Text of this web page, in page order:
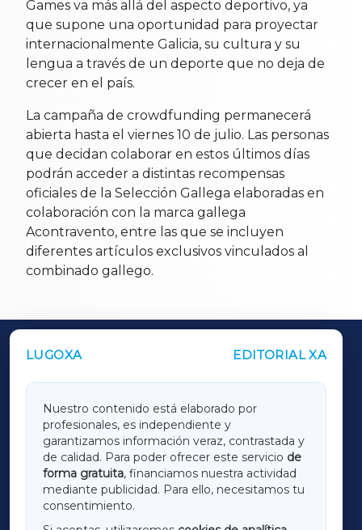
Games va más allá del aspecto deportivo, ya
que supone una oportunidad para proyectar
internacionalmente Galicia, su cultura y su
lengua a través de un deporte que no deja de
crecer en el país.
La campaña de crowdfunding permanecerá
abierta hasta el viernes 10 de julio. Las personas
que decidan colaborar en estos últimos días
podrán acceder a distintas recompensas
oficiales de la Selección Gallega elaboradas en
colaboración con la marca gallega
Acontravento, entre las que se incluyen
diferentes artículos exclusivos vinculados al
combinado gallego.
LUGOXA EDITORIAL XA
Nuestro contenido está elaborado por
profesionales, es independiente y
garantizamos información veraz, contrastada y
de calidad. Para poder ofrecer este servicio de
forma gratuita, financiamos nuestra actividad
mediante publicidad. Para ello, necesitamos tu
consentimiento.
OUTROS PERIÓDICOS
LUGOXA
TERRACHAXA